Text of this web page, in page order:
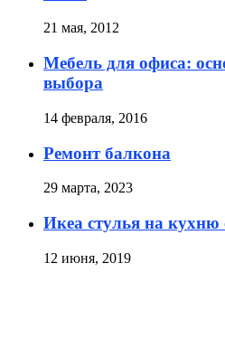
21 мая, 2012
Мебель для офиса:
выбора
14 февраля, 2016
Ремонт балкона
29 марта, 2023
Икеа стулья на кухню
12 июня, 2019